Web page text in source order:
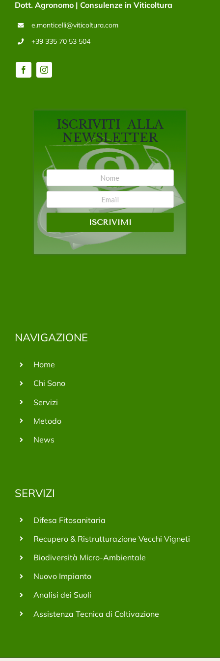
Dott. Agronomo | Consulenze in Viticoltura
e.monticelli@viticoltura.com
+39 335 70 53 504
ISCRIVITI ALLA
NEWSLETTER
ISCRIVIMI
NAVIGAZIONE
Home
Chi Sono
Servizi
Metodo
News
SERVIZI
Difesa Fitosanitaria
Recupero & Ristrutturazione Vecchi Vigneti
Biodiversità Micro-Ambientale
Nuovo Impianto
Analisi dei Suoli
Assistenza Tecnica di Coltivazione